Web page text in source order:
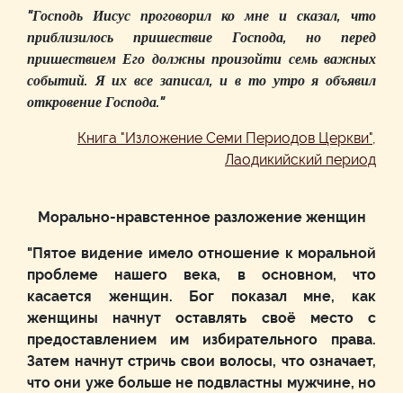
"Господь Иисус проговорил ко мне и сказал, что
приблизилось пришествие Господа, но перед
пришествием Его должны произойти семь важных
событий. Я их все записал, и в то утро я объявил
откровение Господа."
Книга "Изложение Семи Периодов Церкви",
Лаодикийский период
Морально-нравстенное разложение женщин
"Пятое видение имело отношение к моральной
проблеме нашего века, в основном, что
касается женщин. Бог показал мне, как
женщины начнут оставлять своё место с
предоставлением им избирательного права.
Затем начнут стричь свои волосы, что означает,
что они уже больше не подвластны мужчине, но